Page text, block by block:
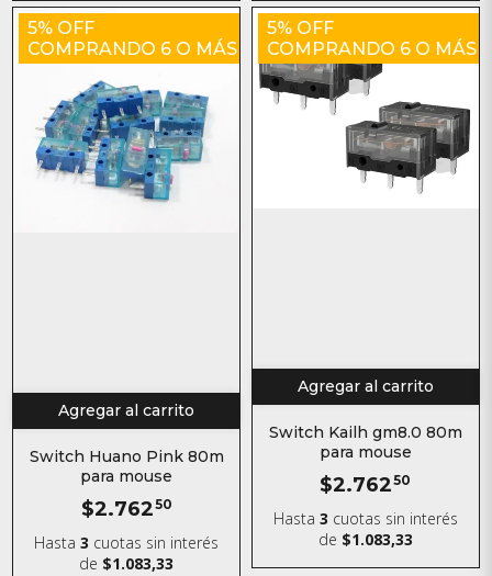
5% OFF
COMPRANDO 6 O MÁS
Agregar al carrito
Switch Huano Pink 80m
para mouse
$2.76250
Hasta3 cuotas sin interés
de $1.083,33
5% OFF
COMPRANDO 6 O MÁS
Agregar al carrito
Switch Kailh gm8.0 80m
para mouse
$2.76250
Hasta 3 cuotas sin interés
de $1.083,33